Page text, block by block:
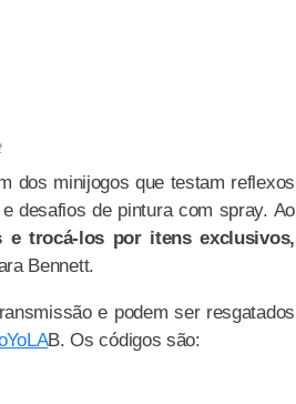
dos minijogos que testam reflexos
desafios de pintura com spray. Ao
e trocá-los por itens exclusivos,
Bennett.
e podem ser resgatados
B. Os códigos são: